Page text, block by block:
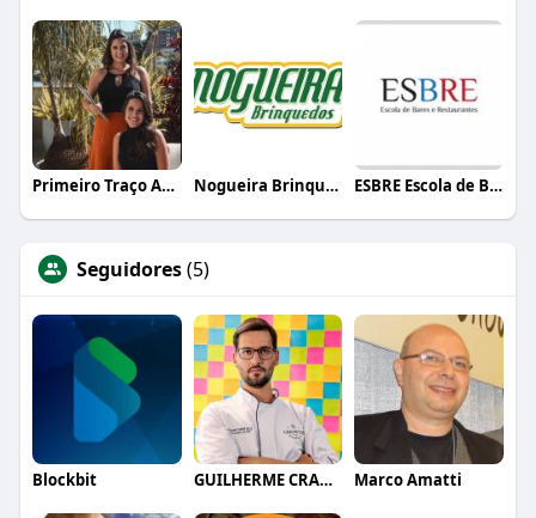
Primeiro Traço Arquitetura Nogueira Brinquedos ESBRE Escola de Bares e Restaurantes
Seguidores(5)
Blockbit GUILHERME CRAMER BALLE Marco Amatti